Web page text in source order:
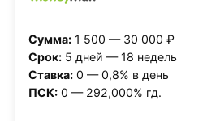
Сумма:1 500 — 30 000 ₽
Срок:5 дней — 18 недель
Ставка:0 — 0,8% в день
ПСК:0 — 292,000% гд.